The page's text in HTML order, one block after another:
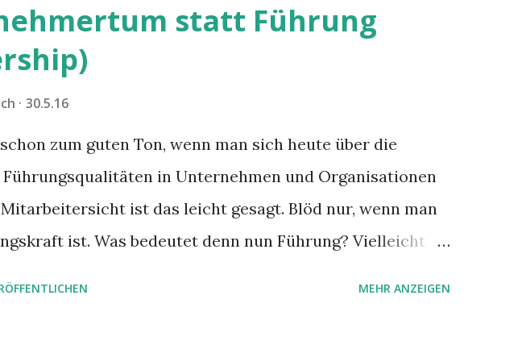
statt Führung
30.5.16
zum guten Ton, wenn man sich heute über die
in Unternehmen und Organisationen
ist das leicht gesagt. Blöd nur, wenn man
ist. Was bedeutet denn nun Führung? Vielleicht
MEHR ANZEIGEN